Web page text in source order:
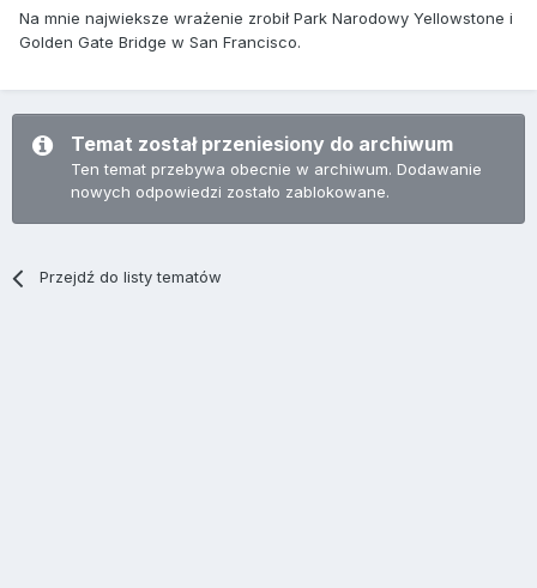
Na mnie najwieksze wrażenie zrobił Park Narodowy Yellowstone i
Golden Gate Bridge w San Francisco.
Temat został przeniesiony do archiwum
Ten temat przebywa obecnie w archiwum. Dodawanie
nowych odpowiedzi zostało zablokowane.
Przejdź do listy tematów